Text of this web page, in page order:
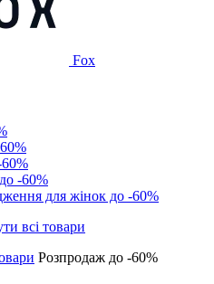
Fox
-60%
для жінок до -60%
Розпродаж до -60%